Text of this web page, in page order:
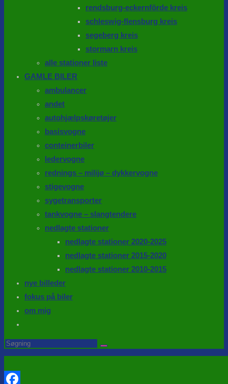
rendsburg-eckernförde kreis
schleswig-flensburg kreis
segeberg kreis
stormarn kreis
alle stationer liste
GAMLE BILER
ambulancer
andet
autohjælpskøretøjer
basisvogne
conteinerbiler
ledervogne
rednings – milijø – dykkervogne
stigevogne
sygetransporter
tankvogne – slangtendere
nedlagte stationer
nedlagte stationer 2020-2025
nedlagte stationer 2015-2020
nedlagte stationer 2010-2015
nye billeder
fokus på biler
om mig
website
search
Search
this
website